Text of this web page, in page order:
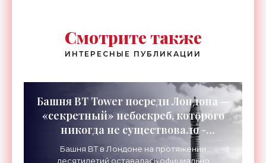
Смотрите также
ИНТЕРЕСНЫЕ ПУБЛИКАЦИИ
Башня BT Tower посреди Лондона —
«секретный» небоскреб, которого
никогда не существовало -
«Технологии»
Башня BT в Лондоне на протяжении
десятилетий оставалась официально